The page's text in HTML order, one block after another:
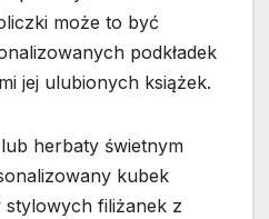
może to być
podkładek
jej ulubionych książek.
herbaty świetnym
kubek
filiżanek z